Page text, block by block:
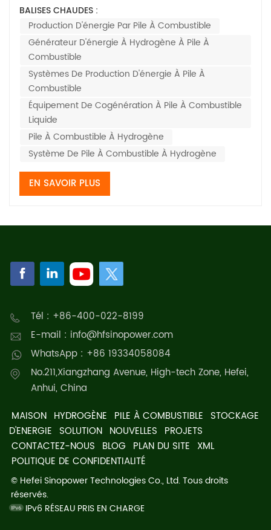
d'énergie par pile à combustible Cette norme définit les
spécifications du cycle de vie complet des systèmes de
production d'énergie par piles à combus...
BALISES CHAUDES :
Production D'énergie Par Pile À Combustible
Générateur D'énergie À Hydrogène À Pile À
Combustible
Systèmes De Production D'énergie À Pile À
Combustible
Équipement De Cogénération À Pile À Combustible
Liquide
Pile À Combustible À Hydrogène
Système De Pile À Combustible À Hydrogène
EN SAVOIR PLUS
Tél : +86-400-022-8199
E-mail : info@hfsinopower.com
WhatsApp : +86 19334058084
No.211,Xiangzhang Avenue, High-tech Zone, Hefei,
Anhui, China
MAISON HYDROGÈNE PILE À COMBUSTIBLE STOCKAGE
D'ENERGIE SOLUTION NOUVELLES PROJETS
CONTACTEZ-NOUS BLOG PLAN DU SITE XML
POLITIQUE DE CONFIDENTIALITÉ
© Hefei Sinopower Technologies Co., Ltd. Tous droits
réservés.
IPv6 RÉSEAU PRIS EN CHARGE